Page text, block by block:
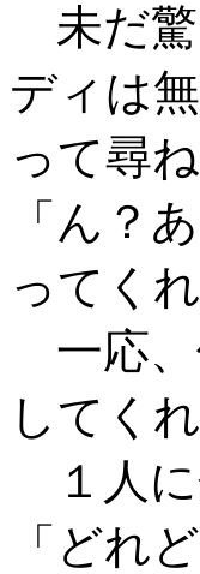
未だ驚
ディは
って尋
「ん？
ってく
一応、
してく
１人に
「どれ